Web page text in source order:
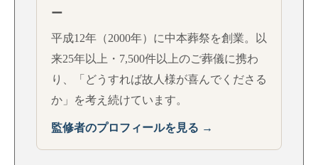
ー
平成12年（2000年）に中本葬祭を創業。以
来25年以上・7,500件以上のご葬儀に携わ
り、「どうすれば故人様が喜んでくださる
か」を考え続けています。
監修者のプロフィールを見る →